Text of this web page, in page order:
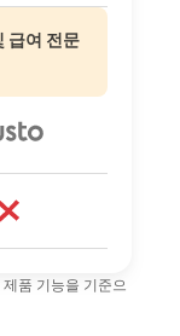
급여 전문
품 기능을 기준으